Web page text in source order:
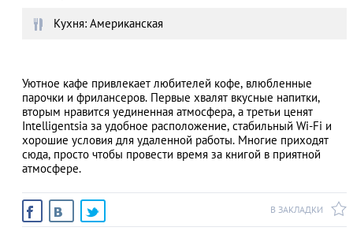
Кухня: Американская
Уютное кафе привлекает любителей кофе, влюбленные
парочки и фрилансеров. Первые хвалят вкусные напитки,
вторым нравится уединенная атмосфера, а третьи ценят
Intelligentsia за удобное расположение, стабильный Wi-Fi и
хорошие условия для удаленной работы. Многие приходят
сюда, просто чтобы провести время за книгой в приятной
атмосфере.
В ЗАКЛАДКИ